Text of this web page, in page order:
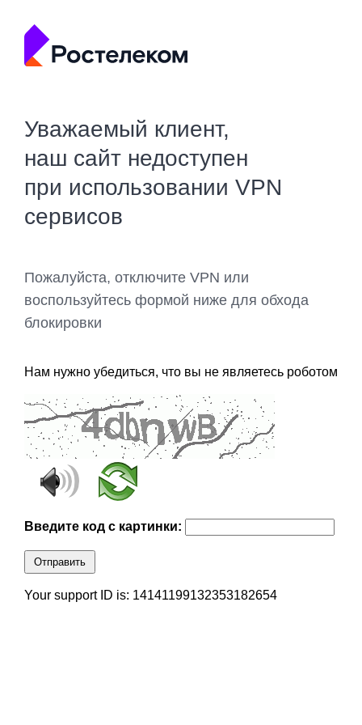
Уважаемый клиент,
наш сайт недоступен
при использовании VPN
сервисов
Пожалуйста, отключите VPN или
воспользуйтесь формой ниже для обхода
блокировки
Нам нужно убедиться, что вы не являетесь роботом
Введите код с картинки:
Отправить
Your support ID is: 14141199132353182654